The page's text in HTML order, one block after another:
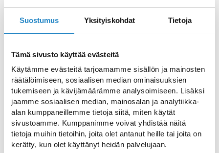
Suostumus Yksityiskohdat Tietoja
Tämä sivusto käyttää evästeitä
Käytämme evästeitä tarjoamamme sisällön ja mainosten
räätälöimiseen, sosiaalisen median ominaisuuksien
tukemiseen ja kävijämäärämme analysoimiseen. Lisäksi
jaamme sosiaalisen median, mainosalan ja analytiikka-
alan kumppaneillemme tietoja siitä, miten käytät
sivustoamme. Kumppanimme voivat yhdistää näitä
tietoja muihin tietoihin, joita olet antanut heille tai joita on
kerätty, kun olet käyttänyt heidän palvelujaan.
Taiga Activities
Seikkailuja, elämyksiä, kokemuksia ja
muistoja tarjoileva yritys.
Valkoinen Kukka
Ainutlaatuiset hyvinvointipalvelut
Angry Birds Activity Park